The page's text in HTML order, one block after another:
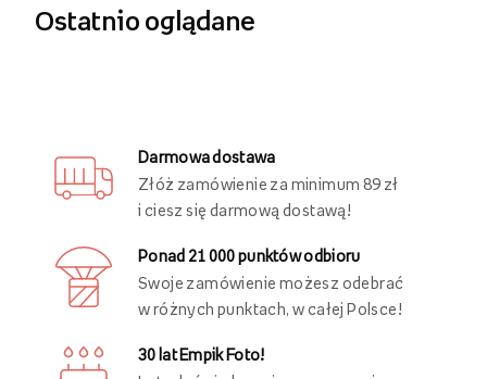
Ostatnio oglądane
Darmowa dostawa
Złóż zamówienie za minimum 89 zł
i ciesz się darmową dostawą!
Ponad 21 000 punktów odbioru
Swoje zamówienie możesz odebrać
w różnych punktach, w całej Polsce!
30 lat Empik Foto!